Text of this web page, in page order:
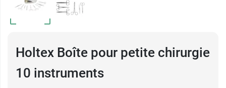
Holtex Boîte pour petite chirurgie
10 instruments